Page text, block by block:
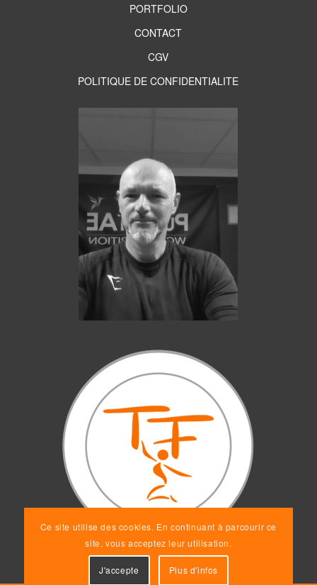
PORTFOLIO
CONTACT
CGV
POLITIQUE DE CONFIDENTIALITE
Ce site utilise des cookies. En continuant à parcourir ce
site, vous acceptez leur utilisation.
J'accepte Plus d'infos